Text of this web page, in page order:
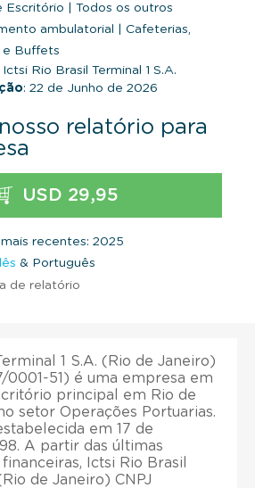
Escritório
Todos os outros
ambulatorial
Cafeterias,
e Buffets
Ictsi Rio Brasil Terminal 1 S.A.
: 22 de Junho de 2026
relatório para
USD 29,95
recentes: 2025
& Português
de relatório
1 S.A. (Rio de Janeiro)
0001-51) é uma empresa em
principal em Rio de
setor Operações Portuarias.
em 17 de
A partir das últimas
Ictsi Rio Brasil
de Janeiro) CNPJ